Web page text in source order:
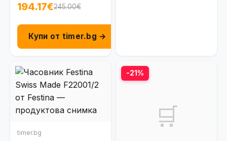
194.17€245.00€
Купи от timer.bg →
timer.bg
-21%
🛒